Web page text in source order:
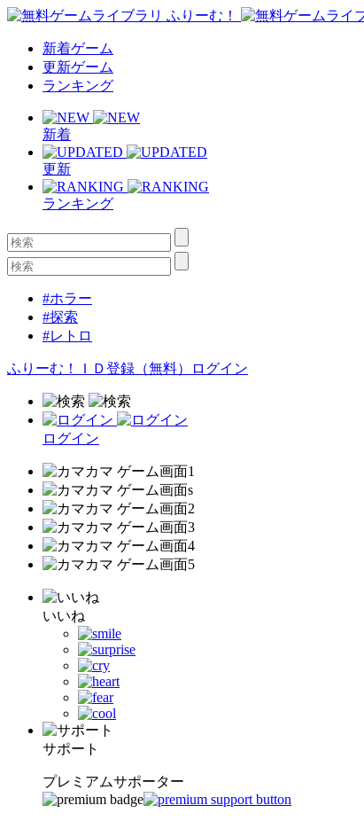
新着ゲーム
更新ゲーム
ランキング
新着
更新
ランキング
#ホラー
#探索
#レトロ
ふりーむ！ＩＤ登録（無料） ログイン
ログイン
いいね
サポート
プレミアムサポーター